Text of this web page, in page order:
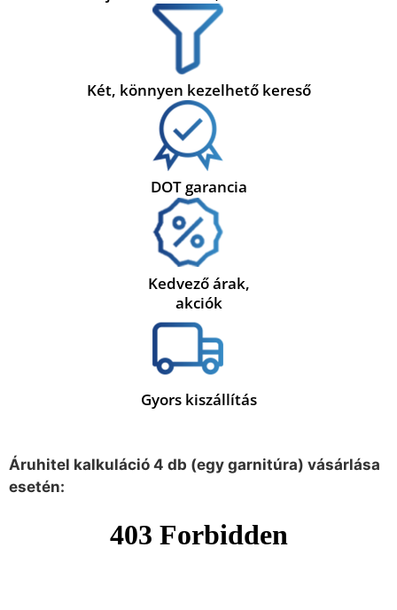
Két, könnyen kezelhető kereső
DOT garancia
Kedvező árak,
akciók
Gyors kiszállítás
Áruhitel kalkuláció 4 db (egy garnitúra) vásárlása
esetén: